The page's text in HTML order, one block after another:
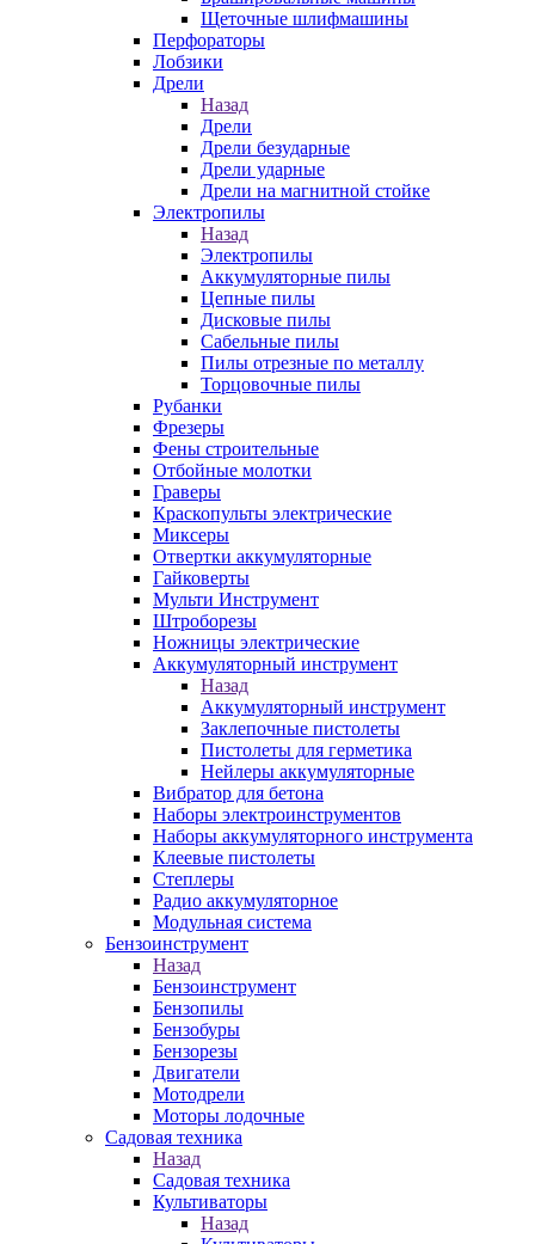
Щеточные шлифмашины
Перфораторы
Лобзики
Дрели
Назад
Дрели
Дрели безударные
Дрели ударные
Дрели на магнитной стойке
Электропилы
Назад
Электропилы
Аккумуляторные пилы
Цепные пилы
Дисковые пилы
Сабельные пилы
Пилы отрезные по металлу
Торцовочные пилы
Рубанки
Фрезеры
Фены строительные
Отбойные молотки
Граверы
Краскопульты электрические
Миксеры
Отвертки аккумуляторные
Гайковерты
Мульти Инструмент
Штроборезы
Ножницы электрические
Аккумуляторный инструмент
Назад
Аккумуляторный инструмент
Заклепочные пистолеты
Пистолеты для герметика
Нейлеры аккумуляторные
Вибратор для бетона
Наборы электроинструментов
Наборы аккумуляторного инструмента
Клеевые пистолеты
Степлеры
Радио аккумуляторное
Модульная система
Бензоинструмент
Назад
Бензоинструмент
Бензопилы
Бензобуры
Бензорезы
Двигатели
Мотодрели
Моторы лодочные
Садовая техника
Назад
Садовая техника
Культиваторы
Назад